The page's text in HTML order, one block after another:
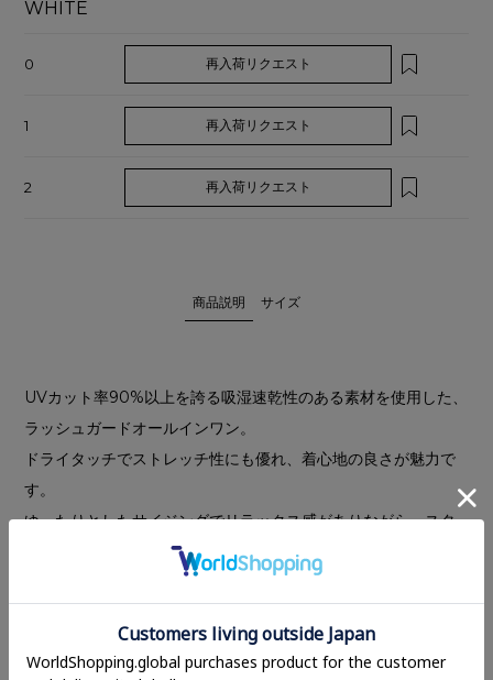
WHITE
0 再入荷リクエスト
1 再入荷リクエスト
2 再入荷リクエスト
商品説明 サイズ
UVカット率90%以上を誇る吸湿速乾性のある素材を使用した、
ラッシュガードオールインワン。
ドライタッチでストレッチ性にも優れ、着心地の良さが魅力で
す。
ゆったりとしたサイジングでリラックス感がありながら、スタ
イルアップも叶える一枚です。
ぐるりゴム仕様のウエストは、内側のドローコードでサイズ調
整可能な袖口など、機能的なディテールも魅力。
コクーンフレアーシルエットのハーフパンツが脚のラインをす